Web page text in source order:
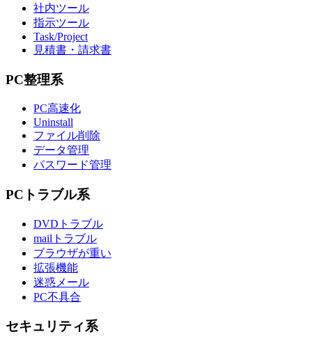
社内ツール
指示ツール
Task/Project
見積書・請求書
PC整理系
PC高速化
Uninstall
ファイル削除
データ管理
パスワード管理
PCトラブル系
DVDトラブル
mailトラブル
ブラウザが重い
拡張機能
迷惑メール
PC不具合
セキュリティ系